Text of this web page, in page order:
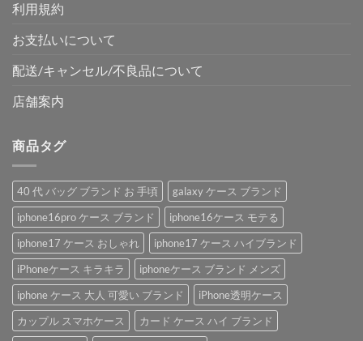
利用規約
お支払いについて
配送/キャンセル/不良品について
店舗案内
商品タグ
40 代 バッグ ブランド お 手頃
galaxy ケース ブランド
iphone16pro ケース ブランド
iphone16ケース モテる
iphone17 ケース おしゃれ
iphone17 ケース ハイブランド
iPhoneケース キラキラ
iphoneケース ブランド メンズ
iphone ケース 大人 可愛い ブランド
iPhone透明ケース
カップル スマホケース
カード ケース ハイ ブランド